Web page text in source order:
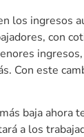
los ingresos
con
Con este
baja
a los